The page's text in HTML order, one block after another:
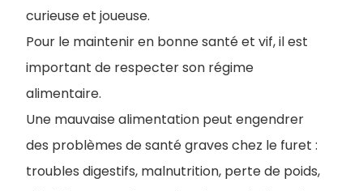
curieuse et joueuse.
Pour le maintenir en bonne santé et vif, il est
important de respecter son régime
alimentaire.
Une mauvaise alimentation peut engendrer
des problèmes de santé graves chez le furet :
troubles digestifs, malnutrition, perte de poids,